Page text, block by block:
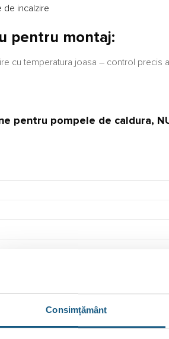
Consimțământ
de incalzire
pentru montaj:
cu temperatura joasa – control
pentru pompele de caldura,